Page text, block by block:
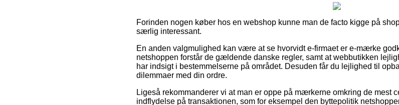
Forinden nogen køber hos en webshop kunne man de facto kigge på
særlig interessant.
En anden valgmulighed kan være at se hvorvidt e-firmaet er e-mærke
netshoppen forstår de gældende danske regler, samt at webbutikken
har indsigt i bestemmelserne på området. Desuden får du lejlighed til
dilemmaer med din ordre.
Ligeså rekommanderer vi at man er oppe på mærkerne omkring de mest
indflydelse på transaktionen, som for eksempel den byttepolitik